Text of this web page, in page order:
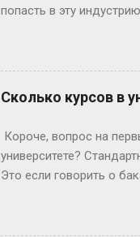
попасть в эту
а закончила 9
позволяет бегать по
формальности.
быть высокой, худой и
весишь 55 кг — окей, но
Сколько курсов в
Короче, вопрос на
университете?
Это если говорить о
человечески.
Сколько он будет